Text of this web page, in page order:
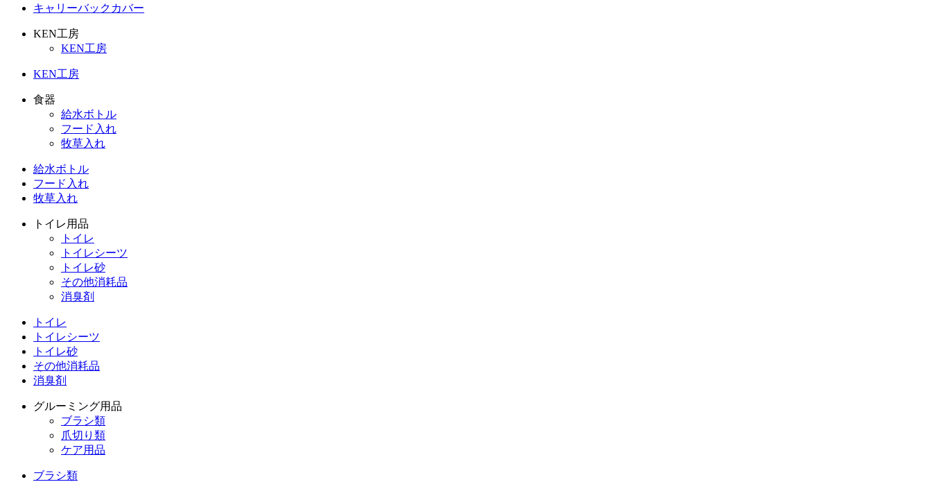
キャリーバックカバー
KEN工房
KEN工房
KEN工房
食器
給水ボトル
フード入れ
牧草入れ
給水ボトル
フード入れ
牧草入れ
トイレ用品
トイレ
トイレシーツ
トイレ砂
その他消耗品
消臭剤
トイレ
トイレシーツ
トイレ砂
その他消耗品
消臭剤
グルーミング用品
ブラシ類
爪切り類
ケア用品
ブラシ類